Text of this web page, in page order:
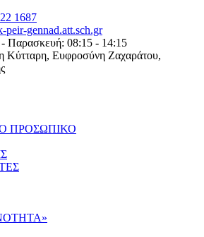
1687
peir-gennad.att.sch.gr
- Παρασκευή: 08:15 - 14:15
Κύτταρη, Ευφροσύνη Ζαχαράτου,
ΠΡΟΣΩΠΙΚΟ